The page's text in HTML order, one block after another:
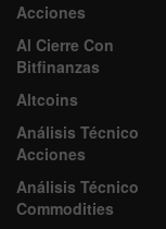
Acciones
Al Cierre Con
Bitfinanzas
Altcoins
Análisis Técnico
Acciones
Análisis Técnico
Commodities